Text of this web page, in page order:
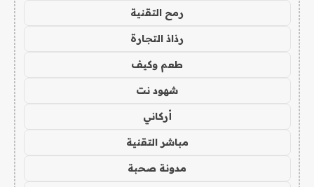
رمح التقنية
رذاذ التجارة
طعم وكيف
شهود نت
أركاني
مباشر التقنية
مدونة صحبة